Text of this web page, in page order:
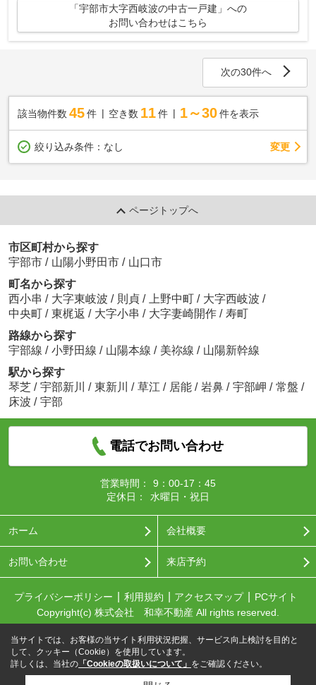
「宇部市大字西岐波の中古一戸建」への
お問い合わせはこちら
次の30件へ
該当物件数 45件 空き数 11 件 1～30 件を表示
絞り込み条件： なし 変更
ページトップへ
市区町村から探す
宇部市 / 山陽小野田市 / 山口市
町名から探す
西小串 / 大字東岐波 / 則貞 / 上野中町 / 大字西岐波 /
中央町 / 東梶返 / 大字小串 / 大字妻崎開作 / 寿町
路線から探す
宇部線 / 小野田線 / 山陽本線 / 美祢線 / 山陽新幹線
駅から探す
琴芝 / 宇部新川 / 東新川 / 草江 / 居能 / 岩鼻 / 宇部岬 / 常盤 /
床波 / 宇部
電話でお問い合わせ
営業時間：
9：00-17：45
定休日：
水曜日・祝日
ホーム 会社概要
お問い合わせ 来店予約
プライバシーポリシー 利用規約 アクセスマップ
PCサイト
Copyright(c) 株式会社 和幸不動産 All rights reserved.
当サイトでは、お客様の当サイト利用状況把握、サービス向上検討を目的と
して、クッキー（Cookie）を使用しています。
詳しくは、当社の 「Cookieの取扱いについて」 をご確認ください。